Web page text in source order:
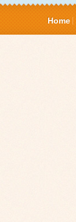
Home